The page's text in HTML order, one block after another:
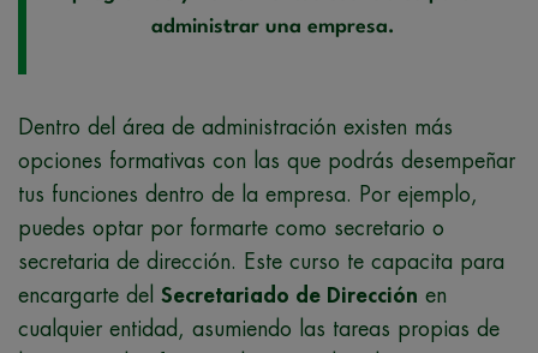
administrar una empresa.
Dentro del área de administración existen más
opciones formativas con las que podrás desempeñar
tus funciones dentro de la empresa. Por ejemplo,
puedes optar por formarte como secretario o
secretaria de dirección. Este curso te capacita para
encargarte del Secretariado de Dirección en
cualquier entidad, asumiendo las tareas propias de